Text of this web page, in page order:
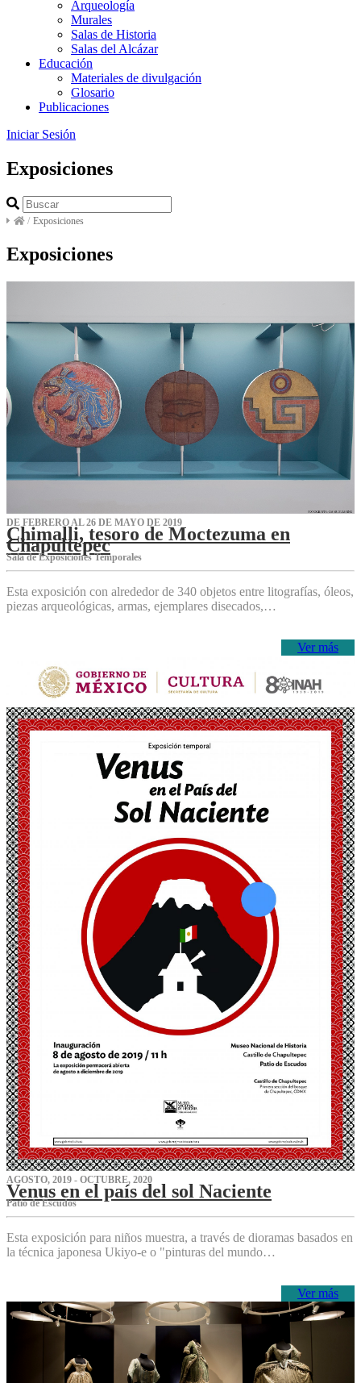
Arqueología
Murales
Salas de Historia
Salas del Alcázar
Educación
Materiales de divulgación
Glosario
Publicaciones
Iniciar Sesión
Exposiciones
/ Exposiciones
Exposiciones
DE FEBRERO AL 26 DE MAYO DE 2019
Chimalli, tesoro de Moctezuma en
Chapultepec
Sala de Exposiciones Temporales
Esta exposición con alrededor de 340 objetos entre litografías, óleos,
piezas arqueológicas, armas, ejemplares disecados,…
Ver más
AGOSTO, 2019 - OCTUBRE, 2020
Venus en el país del sol Naciente
P‌atio de Escudos
Esta exposición para niños muestra, a través de dioramas basados en
la técnica japonesa Ukiyo-e o "pinturas del mundo…
Ver más